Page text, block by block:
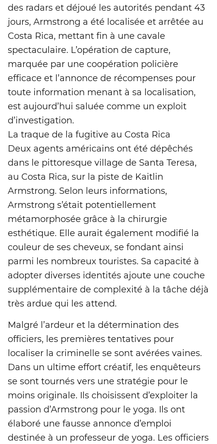
des radars et déjoué les autorités pendant 43
jours, Armstrong a été localisée et arrêtée au
Costa Rica, mettant fin à une cavale
spectaculaire. L’opération de capture,
marquée par une coopération policière
efficace et l’annonce de récompenses pour
toute information menant à sa localisation,
est aujourd’hui saluée comme un exploit
d’investigation.
La traque de la fugitive au Costa Rica
Deux agents américains ont été dépêchés
dans le pittoresque village de Santa Teresa,
au Costa Rica, sur la piste de Kaitlin
Armstrong. Selon leurs informations,
Armstrong s’était potentiellement
métamorphosée grâce à la chirurgie
esthétique. Elle aurait également modifié la
couleur de ses cheveux, se fondant ainsi
parmi les nombreux touristes. Sa capacité à
adopter diverses identités ajoute une couche
supplémentaire de complexité à la tâche déjà
très ardue qui les attend.
Malgré l’ardeur et la détermination des
officiers, les premières tentatives pour
localiser la criminelle se sont avérées vaines.
Dans un ultime effort créatif, les enquêteurs
se sont tournés vers une stratégie pour le
moins originale. Ils choisissent d’exploiter la
passion d’Armstrong pour le yoga. Ils ont
élaboré une fausse annonce d’emploi
destinée à un professeur de yoga. Les officiers